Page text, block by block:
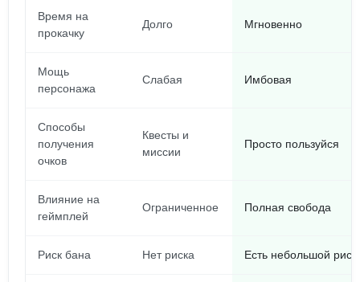
Время на
прокачку
Долго Мгновенно
Мощь
персонажа
Слабая Имбовая
Способы
получения
очков
Квесты и
миссии
Просто пользуйся
Влияние на
геймплей
Ограниченное Полная свобода
Риск бана Нет риска Есть небольшой риск